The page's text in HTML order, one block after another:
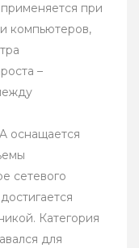
при
компьютеров,
–
оснащается
сетевого
Категория
для